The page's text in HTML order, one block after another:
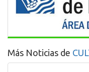
Más Noticias de